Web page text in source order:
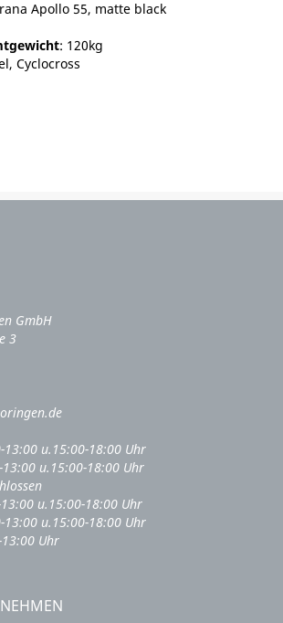
Apollo 55, matte black
: 120kg
Cyclocross
GmbH
3
u.15:00-18:00 Uhr
u.15:00-18:00 Uhr
u.15:00-18:00 Uhr
u.15:00-18:00 Uhr
Uhr